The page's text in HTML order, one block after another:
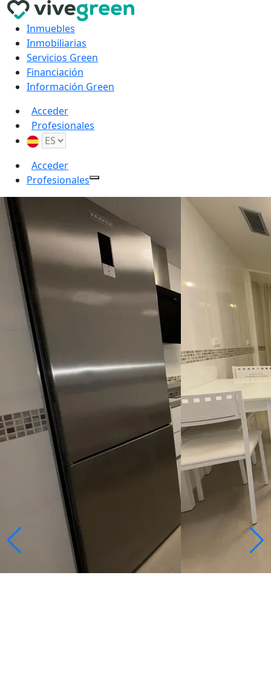
Inmuebles
Inmobiliarias
Servicios Green
Financiación
Información Green
Acceder
Profesionales
Acceder
Profesionales